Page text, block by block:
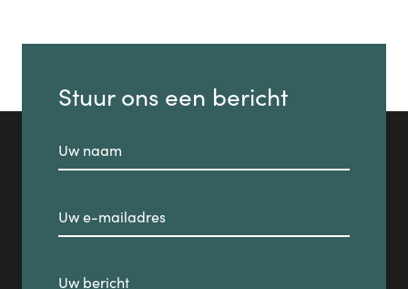
Stuur ons een bericht